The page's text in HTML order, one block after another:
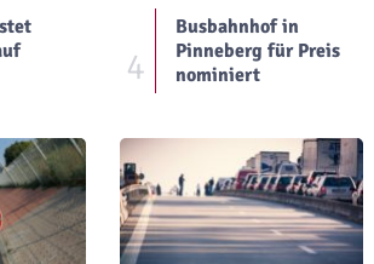
4
Busbahnhof in
Pinneberg für Preis
nominiert